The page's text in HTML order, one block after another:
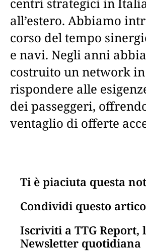
all’estero. Abbiamo
corso del tempo
e navi. Negli anni
costruito un network
rispondere alle
dei passeggeri,
ventaglio di offerte
Ti è piaciuta questa
Condividi questo
Iscriviti a TTG Report,
Newsletter quotidiana